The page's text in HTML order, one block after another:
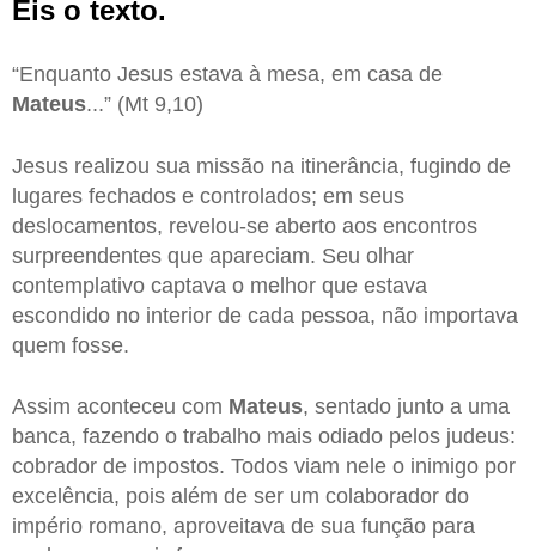
Eis o texto.
“Enquanto Jesus estava à mesa, em casa de
Mateus...” (Mt 9,10)
Jesus realizou sua missão na itinerância, fugindo de
lugares fechados e controlados; em seus
deslocamentos, revelou-se aberto aos encontros
surpreendentes que apareciam. Seu olhar
contemplativo captava o melhor que estava
escondido no interior de cada pessoa, não importava
quem fosse.
Assim aconteceu com Mateus, sentado junto a uma
banca, fazendo o trabalho mais odiado pelos judeus:
cobrador de impostos. Todos viam nele o inimigo por
excelência, pois além de ser um colaborador do
império romano, aproveitava de sua função para